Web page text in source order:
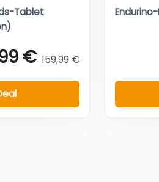
Tablet
€ 159,99 €